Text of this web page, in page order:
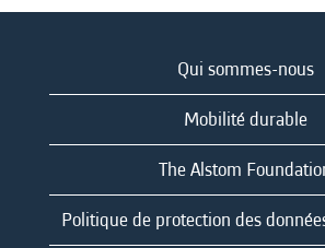
Qui sommes-nous
Mobilité durable
The Alstom
Politique de protection des